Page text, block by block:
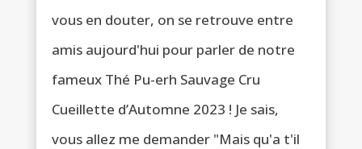
vous en douter, on se retrouve entre
amis aujourd'hui pour parler de notre
fameux Thé Pu-erh Sauvage Cru
Cueillette d’Automne 2023 ! Je sais,
vous allez me demander "Mais qu'a t'il